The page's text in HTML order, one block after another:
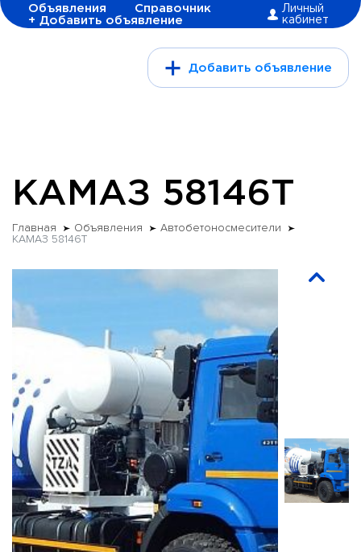
Объявления
Справочник
+ Добавить объявление
Личный
кабинет
Добавить объявление
КАМАЗ 58146Т
Главная Объявления
Автобетоносмесители
КАМАЗ 58146Т